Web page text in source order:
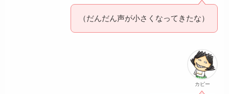
（だんだん声が小さくなってきたな）
カピー